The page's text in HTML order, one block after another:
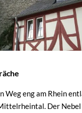
Weg eng am Rhein
Der